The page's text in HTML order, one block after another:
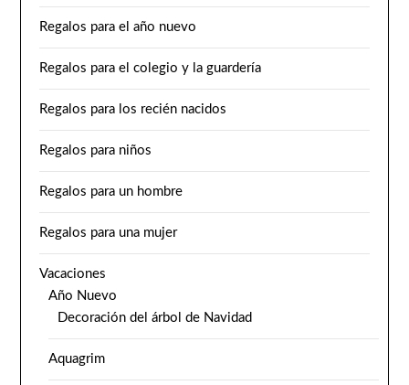
Regalos para el año nuevo
Regalos para el colegio y la guardería
Regalos para los recién nacidos
Regalos para niños
Regalos para un hombre
Regalos para una mujer
Vacaciones
Año Nuevo
Decoración del árbol de Navidad
Aquagrim